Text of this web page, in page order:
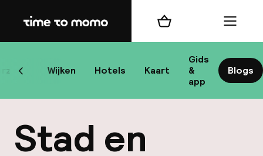
Home
Wijken Hotels Kaart
Gids
&
app
Blogs
Scroll naar links
Winkelmand Menu
Stad en